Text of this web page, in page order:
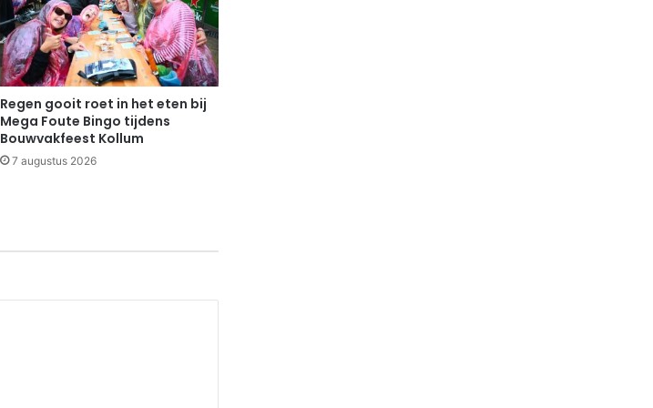
Regen gooit roet in het eten bij
Mega Foute Bingo tijdens
Bouwvakfeest Kollum
7 augustus 2026